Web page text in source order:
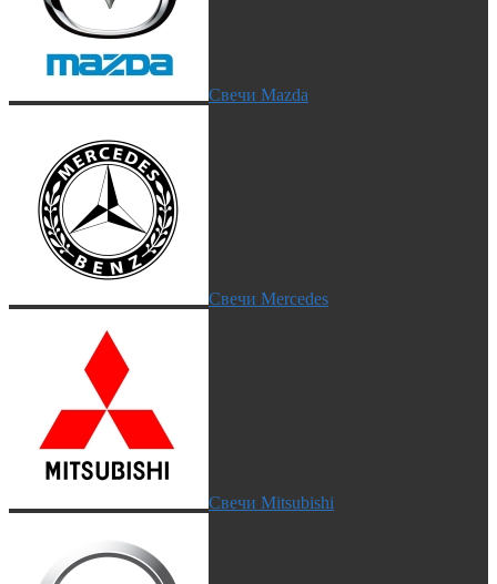
Свечи Mazda
Свечи Mercedes
Свечи Mitsubishi